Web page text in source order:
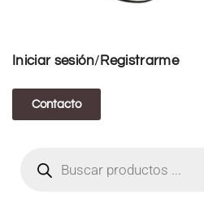
Iniciar sesión/ Registrarme
Contacto